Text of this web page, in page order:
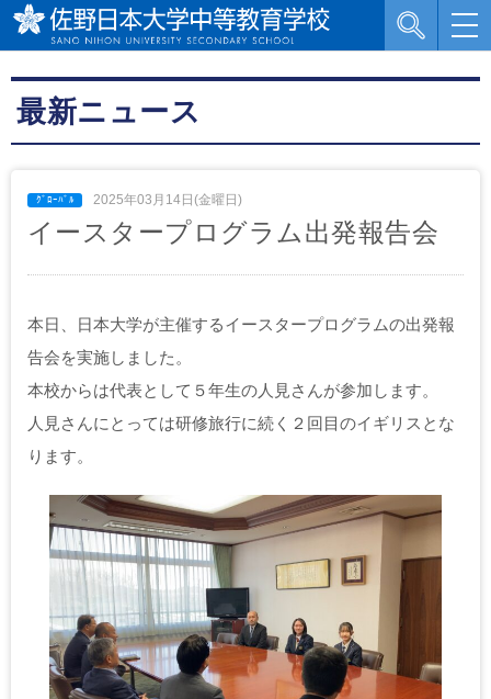
最新ニュース
2025年03月14日(金曜日)
イースタープログラム出発報告会
本日、日本大学が主催するイースタープログラムの出発報
告会を実施しました。
本校からは代表として５年生の人見さんが参加します。
人見さんにとっては研修旅行に続く２回目のイギリスとな
ります。